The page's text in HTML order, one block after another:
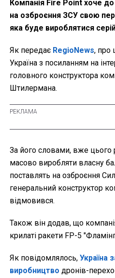
Компанія Fire Point хоче
на озброєння ЗСУ свою
яка буде вироблятися
Як передає RegioNews, про
Україна з посиланням на
головного конструктора
Штилермана.
За його словами, вже цього
масово виробляти власну
поставлять на озброєння
генеральний конструктор
відмовився.
Також він додав, що
крилаті ракети FP-5
Як повідомлялось, Україна
виробництво дронів-